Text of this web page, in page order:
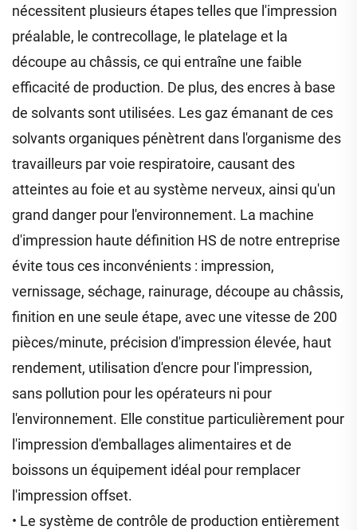
nécessitent plusieurs étapes telles que l'impression
préalable, le contrecollage, le platelage et la
découpe au châssis, ce qui entraîne une faible
efficacité de production. De plus, des encres à base
de solvants sont utilisées. Les gaz émanant de ces
solvants organiques pénètrent dans l'organisme des
travailleurs par voie respiratoire, causant des
atteintes au foie et au système nerveux, ainsi qu'un
grand danger pour l'environnement. La machine
d'impression haute définition HS de notre entreprise
évite tous ces inconvénients : impression,
vernissage, séchage, rainurage, découpe au châssis,
finition en une seule étape, avec une vitesse de 200
pièces/minute, précision d'impression élevée, haut
rendement, utilisation d'encre pour l'impression,
sans pollution pour les opérateurs ni pour
l'environnement. Elle constitue particulièrement pour
l'impression d'emballages alimentaires et de
boissons un équipement idéal pour remplacer
l'impression offset.
• Le système de contrôle de production entièrement